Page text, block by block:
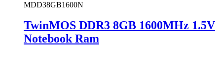
MDD38GB1600N
TwinMOS DDR3 8GB 1600MHz 1.5V
Notebook Ram